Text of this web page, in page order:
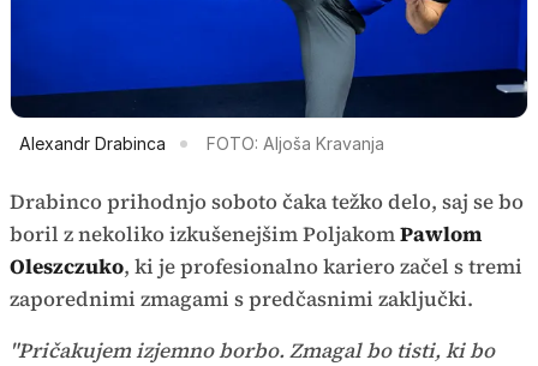
Alexandr Drabinca FOTO: Aljoša Kravanja
Drabinco prihodnjo soboto čaka težko delo, saj se bo
boril z nekoliko izkušenejšim PoljakomPawlom
Oleszczuko, ki je profesionalno kariero začel s tremi
zaporednimi zmagami s predčasnimi zaključki.
"Pričakujem izjemno borbo. Zmagal bo tisti, ki bo